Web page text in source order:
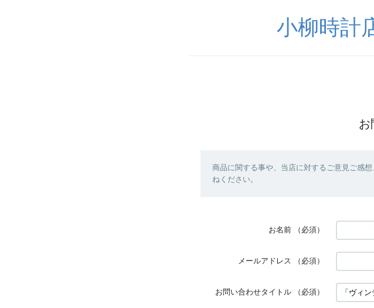
小柳時計
お
商品に関する事や、当店に対するご意見ご感
ねください。
お名前 （必須）
メールアドレス （必須）
お問い合わせタイトル （必須）